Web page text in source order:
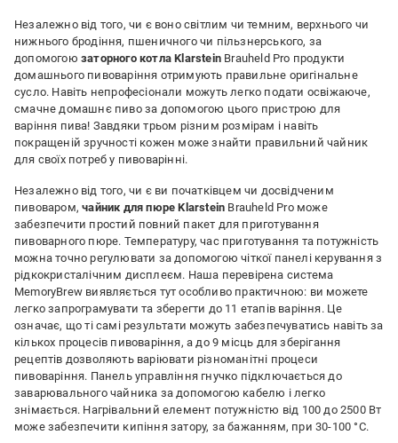
Незалежно від того, чи є воно світлим чи темним, верхнього чи
нижнього бродіння, пшеничного чи пільзнерського, за
допомогою заторного котла Klarstein Brauheld Pro продукти
домашнього пивоваріння отримують правильне оригінальне
сусло. Навіть непрофесіонали можуть легко подати освіжаюче,
смачне домашнє пиво за допомогою цього пристрою для
варіння пива! Завдяки трьом різним розмірам і навіть
покращеній зручності кожен може знайти правильний чайник
для своїх потреб у пивоварінні.
Незалежно від того, чи є ви початківцем чи досвідченим
пивоваром,чайник для пюре Klarstein Brauheld Pro може
забезпечити простий повний пакет для приготування
пивоварного пюре. Температуру, час приготування та потужність
можна точно регулювати за допомогою чіткої панелі керування з
рідкокристалічним дисплеєм. Наша перевірена система
MemoryBrew виявляється тут особливо практичною: ви можете
легко запрограмувати та зберегти до 11 етапів варіння. Це
означає, що ті самі результати можуть забезпечуватись навіть за
кількох процесів пивоваріння, а до 9 місць для зберігання
рецептів дозволяють варіювати різноманітні процеси
пивоваріння. Панель управління гнучко підключається до
заварювального чайника за допомогою кабелю і легко
знімається. Нагрівальний елемент потужністю від 100 до 2500 Вт
може забезпечити кипіння затору, за бажанням, при 30-100 °C.